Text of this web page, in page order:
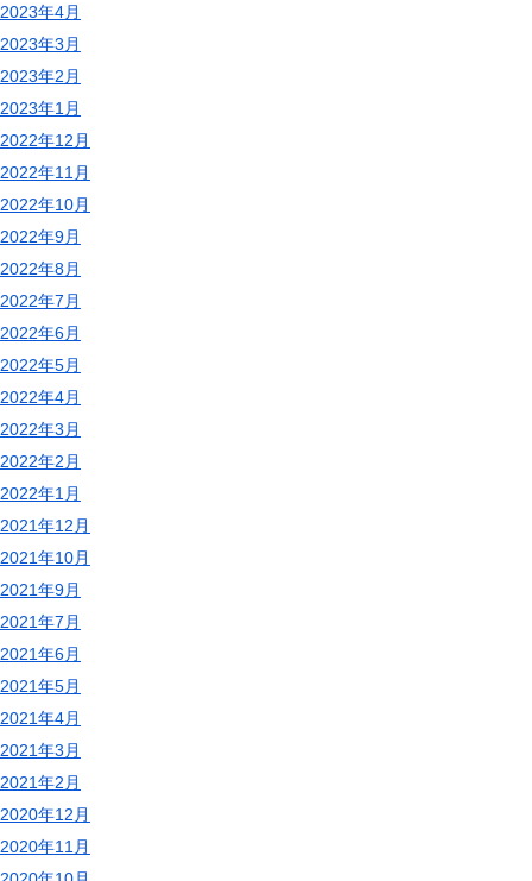
2023年4月
2023年3月
2023年2月
2023年1月
2022年12月
2022年11月
2022年10月
2022年9月
2022年8月
2022年7月
2022年6月
2022年5月
2022年4月
2022年3月
2022年2月
2022年1月
2021年12月
2021年10月
2021年9月
2021年7月
2021年6月
2021年5月
2021年4月
2021年3月
2021年2月
2020年12月
2020年11月